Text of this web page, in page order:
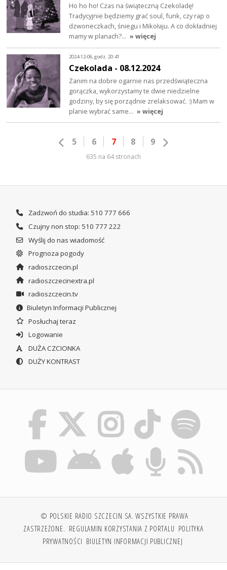
Ho ho ho! Czas na świąteczną Czekoladę!
Tradycyjnie będziemy grać soul, funk, czy rap o
dzwoneczkach, śniegu i Mikołaju. A co dokładniej
mamy w planach?… » więcej
2024-12-06, godz. 20:41
Czekolada - 08.12.2024
Zanim na dobre ogarnie nas przedświąteczna
gorączka, wykorzystamy te dwie niedzielne
godziny, by się porządnie zrelaksować. :) Mam w
planie wybrać same… » więcej
5 6 7 8 9
635 na 64 stronach
Zadzwoń do studia: 510 777 666
Czujny non stop: 510 777 222
Wyślij do nas wiadomość
Prognoza pogody
radioszczecin.pl
radioszczecinextra.pl
radioszczecin.tv
Biuletyn Informacji Publicznej
Posłuchaj teraz
Logowanie
DUŻA CZCIONKA
DUŻY KONTRAST
© POLSKIE RADIO SZCZECIN SA. WSZYSTKIE PRAWA
ZASTRZEŻONE. REGULAMIN KORZYSTANIA Z PORTALU POLITYKA
PRYWATNOŚCI BIULETYN INFORMACJI PUBLICZNEJ